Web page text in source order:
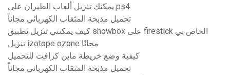
يمكنك تنزيل ألعاب الطيران على ps4
تحميل مذبحة المثقاب الكهربائي مجاناً
كيف يمكنني تنزيل تطبيق showbox على firestick الخاص بي
تنزيل izotope ozone مجانًا
كيفية وضع خريطة ماين كرافت للتحميل
تحميل مذبحة المثقاب الكهربائي مجاناً